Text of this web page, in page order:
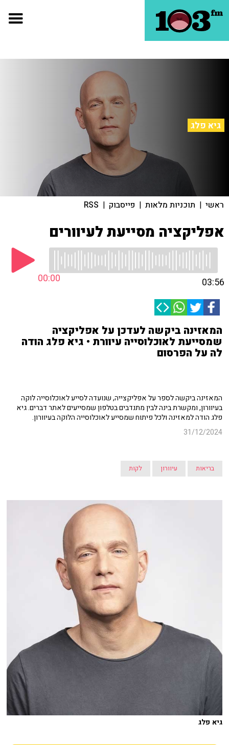
גיא פלג
ראשי | תוכניות מלאות | פייסבוק |
RSS
אפליקציה מסייעת לעיוורים
00:00 03:56
המאזינה ביקשה לעדכן על אפליקציה
שמסייעת לאוכלוסייה עיוורת • גיא פלג הודה
לה על הפרסום
המאזינה ביקשה לספר על אפליקצייה, שנועדה לסייע לאוכלוסייה לוקה
בעיוורון, ומקשרת בינה לבין מתנדבים בטלפון שמסייעים לאתר דברים. גיא
פלג הודה למאזינה ולכל פיתוח שמסייע לאוכלוסייה הלוקה בעיוורון.
31/12/2024
בריאות עיוורון לקות
גיא פלג